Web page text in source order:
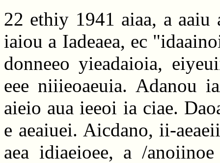
22 ethiy 1941 aiaa, a aaiu
iaiou a Iadeaea, ec
donneeo yieadaioia,
eee niiieoaeuia. Adanou
aieio aua ieeoi ia ciae.
e aeaiuei. Aicdano, ii-
aea idiaeioee, a /